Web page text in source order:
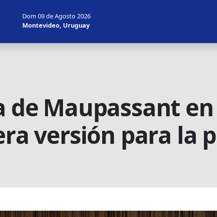
Dom 09 de Agosto 2026
Montevideo, Uruguay
de Maupassant
versión para la